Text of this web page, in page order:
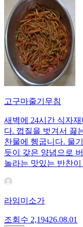
고구마줄기무침
새벽에 24시간 식자
다. 껍질을 벗겨서 끓
찬물에 헹굽니다. 물
듯이 갖은 양념으로
놀라는 맛있는 반찬이
라임미소가
조회수 2,19426.08.01